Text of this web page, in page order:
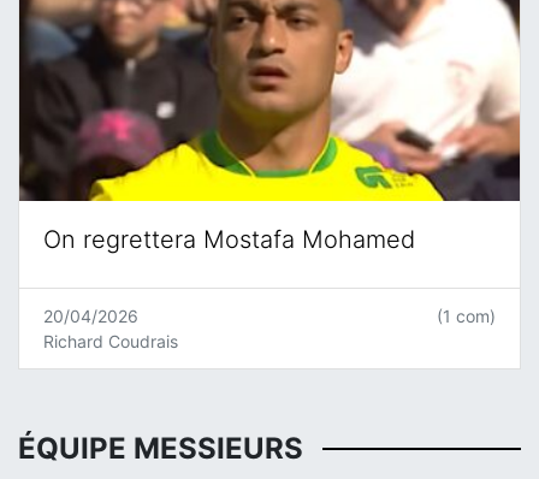
On regrettera Mostafa Mohamed
20/04/2026
Richard Coudrais
(1 com)
ÉQUIPE MESSIEURS